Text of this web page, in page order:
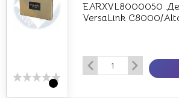
EARXVL8000050
VersaLink C8000/